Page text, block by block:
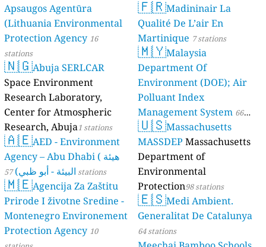
Apsaugos Agentūra
(Lithuania Environmental
Protection Agency 16
stations
🇳🇬Abuja SERLCAR
Space Environment
Research Laboratory,
Center for Atmospheric
Research, Abuja1 stations
🇦🇪AED - Environment
Agency – Abu Dhabi ( هيئة
البيئة - أبو ظبي) 57 stations
🇲🇪Agencija Za Zaštitu
Prirode I životne Sredine -
Montenegro Environement
Protection Agency 10
🇫🇷Madininair La
Qualité De L’air En
Martinique 7 stations
🇲🇾Malaysia
Department Of
Environment (DOE); Air
Polluant Index
Management System 66
stations
🇺🇸Massachusetts
MASSDEP Massachusetts
Department of
Environmental
Protection98 stations
🇪🇸Medi Ambient.
Generalitat De Catalunya
64 stations